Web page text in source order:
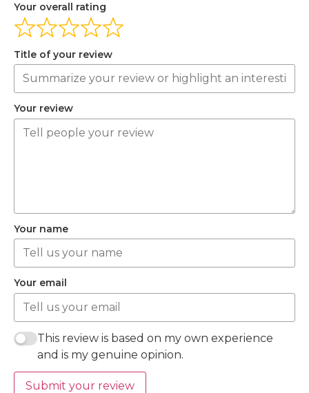
Your overall rating
Title of your review
Your review
Your name
Your email
This review is based on my own experience
and is my genuine opinion.
Submit your review